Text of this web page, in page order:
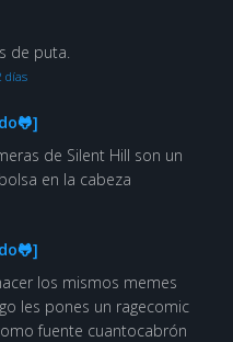
de puta.
días
de Silent Hill son un
en la cabeza
los mismos memes
les pones un ragecomic
fuente cuantocabrón